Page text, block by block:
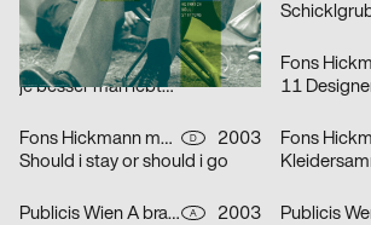
Paradies No. 5
Franz Scholz D
2003
je besser man lebt…
11
Fons Hickmann m23 D
2003
Should i stay or should i go
Publicis Wien A brand of Publicis Group Austria A
2003